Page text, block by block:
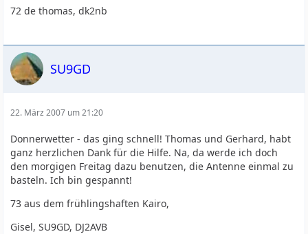
72 de thomas, dk2nb
SU9GD
22. März 2007 um 21:20
Donnerwetter - das ging schnell! Thomas und Gerhard, habt
ganz herzlichen Dank für die Hilfe. Na, da werde ich doch
den morgigen Freitag dazu benutzen, die Antenne einmal zu
basteln. Ich bin gespannt!
73 aus dem frühlingshaften Kairo,
Gisel, SU9GD, DJ2AVB